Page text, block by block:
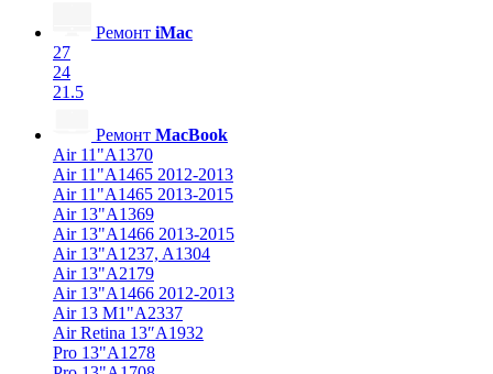
Ремонт iMac
27
24
21.5
Ремонт MacBook
Air 11"A1370
Air 11"A1465 2012-2013
Air 11"A1465 2013-2015
Air 13"A1369
Air 13"A1466 2013-2015
Air 13"A1237, A1304
Air 13"A2179
Air 13"A1466 2012-2013
Air 13 M1"A2337
Air Retina 13″A1932
Pro 13"A1278